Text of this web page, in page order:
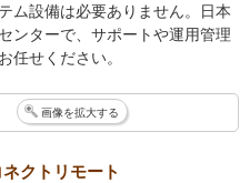
ム設備は必要ありません。日本
ンターで、サポートや運用管理
任せください。
画像を拡大する
クトリモート